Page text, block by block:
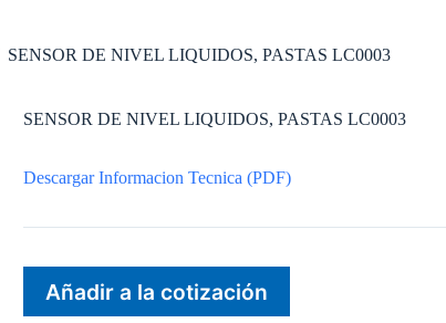
SENSOR DE NIVEL LIQUIDOS, PASTAS LC0003
SENSOR DE NIVEL LIQUIDOS, PASTAS LC0003
Descargar Informacion Tecnica (PDF)
Añadir a la cotización